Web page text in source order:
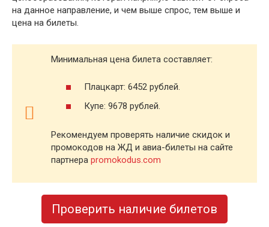
на данное направление, и чем выше спрос, тем выше и
цена на билеты.
Минимальная цена билета составляет:
Плацкарт: 6452 рублей.
Купе: 9678 рублей.
Рекомендуем проверять наличие скидок и
промокодов на ЖД и авиа-билеты на сайте
партнера promokodus.com
Проверить наличие билетов